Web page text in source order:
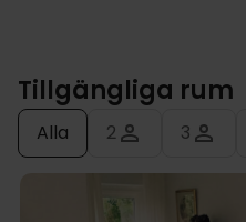
Tillgängliga rum
Alla 2 3